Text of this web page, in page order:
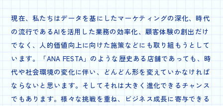
現在、私たちはデータを基にしたマーケティングの深化、時代
の流行であるAIを活用した業務の効率化、顧客体験の創出だけ
でなく、人的価値向上に向けた施策などにも取り組もうとして
います。「ANA FESTA」のような歴史ある店舗であっても、時
代や社会環境の変化に伴い、どんどん形を変えていかなければ
ならないと思います。そしてそれは大きく進化できるチャンス
でもあります。様々な挑戦を重ね、ビジネス成長に寄与できる